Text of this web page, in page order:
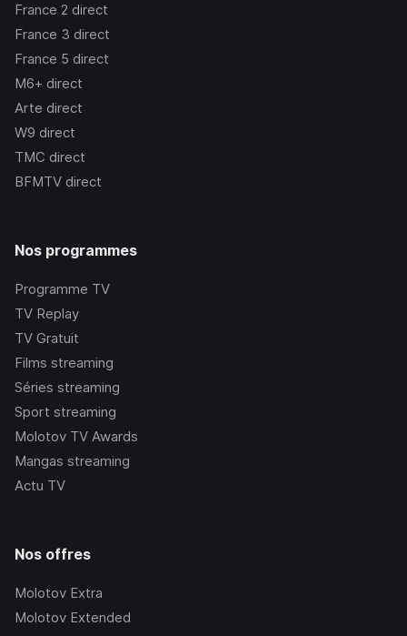
France 2 direct
France 3 direct
France 5 direct
M6+ direct
Arte direct
W9 direct
TMC direct
BFMTV direct
Nos programmes
Programme TV
TV Replay
TV Gratuit
Films streaming
Séries streaming
Sport streaming
Molotov TV Awards
Mangas streaming
Actu TV
Nos offres
Molotov Extra
Molotov Extended